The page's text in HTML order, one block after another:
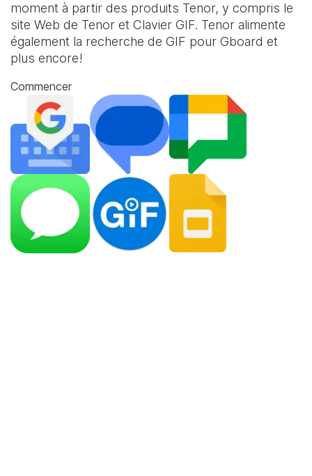
moment à partir des produits Tenor, y compris le
site Web de Tenor et Clavier GIF. Tenor alimente
également la recherche de GIF pour Gboard et
plus encore!
Commencer